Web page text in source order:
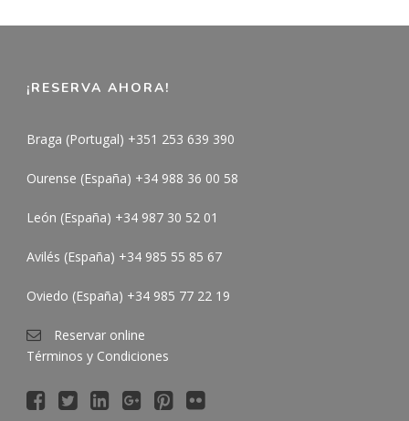
¡RESERVA AHORA!
Braga (Portugal) +351 253 639 390
Ourense (España) +34 988 36 00 58
León (España) +34 987 30 52 01
Avilés (España) +34 985 55 85 67
Oviedo (España) +34 985 77 22 19
Reservar online
Términos y Condiciones